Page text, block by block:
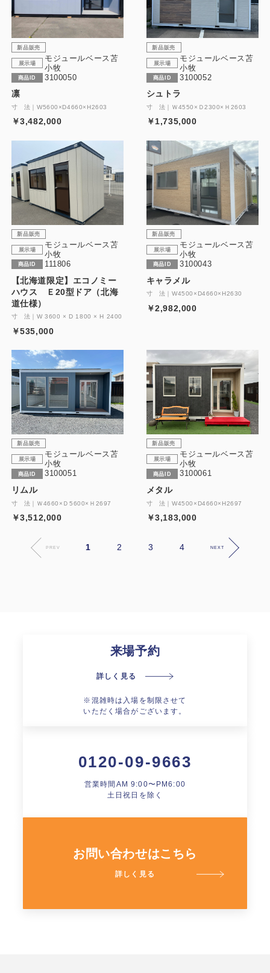
新品販売
展示場
モジュールベース苫
小牧
商品ID 3100050
凛
寸 法｜W5600×D4660×H2603
￥3,482,000
新品販売
展示場
モジュールベース苫
小牧
商品ID 3100052
シュトラ
寸 法｜Ｗ4550×Ｄ2300×Ｈ2603
￥1,735,000
新品販売
展示場
モジュールベース苫
小牧
商品ID 111806
【北海道限定】エコノミー
ハウス Ｅ20型ドア（北海
道仕様）
寸 法｜W 3600 × D 1800 × H 2400
￥535,000
新品販売
展示場
モジュールベース苫
小牧
商品ID 3100043
キャラメル
寸 法｜W4500×D4660×H2630
￥2,982,000
新品販売
展示場
モジュールベース苫
小牧
商品ID 3100051
リムル
寸 法｜Ｗ4660×Ｄ5600×Ｈ2697
￥3,512,000
新品販売
展示場
モジュールベース苫
小牧
商品ID 3100061
メタル
寸 法｜W4500×D4660×H2697
￥3,183,000
PREV 1 2 3 4 NEXT
来場予約
詳しく見る
※混雑時は入場を制限させて
いただく場合がございます。
0120-09-9663
営業時間AM 9:00〜PM6:00
土日祝日を除く
お問い合わせはこちら
詳しく見る